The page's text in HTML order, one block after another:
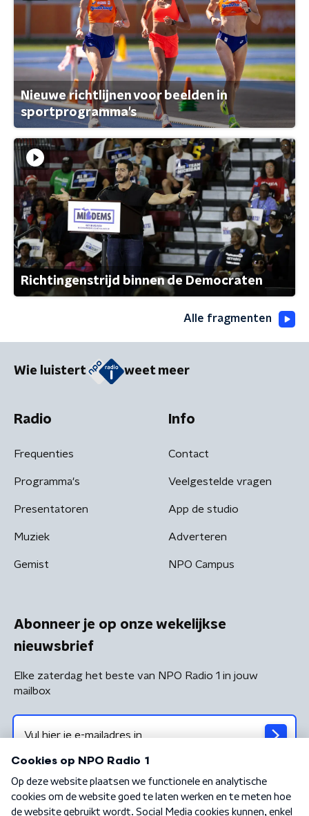
Nieuwe richtlijnen voor beelden in
sportprogramma's
Richtingenstrijd binnen de Democraten
Alle fragmenten
Wie luistert weet meer
Radio
Frequenties
Programma's
Presentatoren
Muziek
Gemist
Info
Contact
Veelgestelde vragen
App de studio
Adverteren
NPO Campus
Abonneer je op onze wekelijkse
nieuwsbrief
Elke zaterdag het beste van NPO Radio 1 in jouw
mailbox